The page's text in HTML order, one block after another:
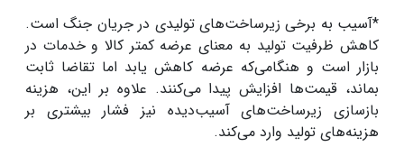
*آسیب به برخی زیرساخت‌های تولیدی در جریان جنگ است.
کاهش ظرفیت تولید به معنای عرضه کمتر کالا و خدمات در
بازار است و هنگامی‌که عرضه کاهش یابد اما تقاضا ثابت
بماند، قیمت‌ها افزایش پیدا می‌کنند. علاوه بر این، هزینه
بازسازی زیرساخت‌های آسیب‌دیده نیز فشار بیشتری بر
هزینه‌های تولید وارد می‌کند.